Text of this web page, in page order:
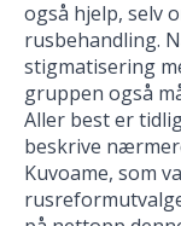
også hjelp, selv
rusbehandling.
stigmatisering
gruppen også
Aller best er
beskrive
Kuvoame, som